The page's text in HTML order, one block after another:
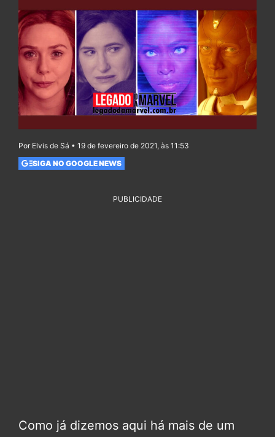
Por Elvis de Sá • 19 de fevereiro de 2021, às 11:53
SIGA NO GOOGLE NEWS
PUBLICIDADE
Como já dizemos aqui há mais de um